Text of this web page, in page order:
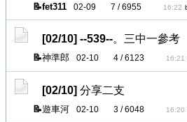
fet311 02-09 7 / 6955 16:22
[02/10] --539--。三中一參考
神準郎 02-10 4 / 6123 16:21
[02/10] 分享二支
遊車河 02-10 3 / 6048 16:20